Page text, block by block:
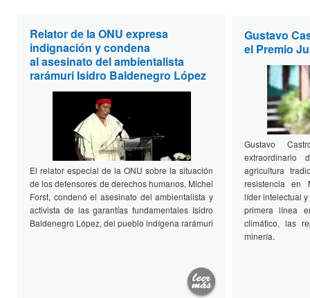
Relator de la ONU expresa
indignación y condena
al asesinato del ambientalista
rarámuri Isidro Baldenegro López
El relator especial de la ONU sobre la situación
de los defensores de derechos humanos, Michel
Forst, condenó el asesinato del ambientalista y
activista de las garantías fundamentales Isidro
Baldenegro López, del pueblo indígena rarámuri
Gustavo
el Premio
Gustavo
agricultura
resistencia en
líder intelectual
primera línea
climático, las
minería.